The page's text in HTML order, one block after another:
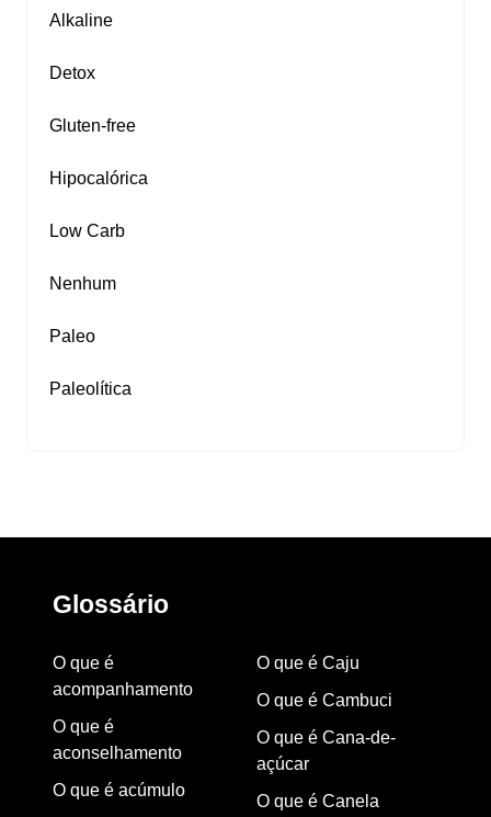
Alkaline
Detox
Gluten‑free
Hipocalórica
Low Carb
Nenhum
Paleo
Paleolítica
Glossário
O que é
acompanhamento
O que é
aconselhamento
O que é acúmulo
O que é Caju
O que é Cambuci
O que é Cana-de-
açúcar
O que é Canela